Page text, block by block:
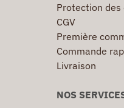
Protection des
CGV
Première
Commande
Livraison
NOS